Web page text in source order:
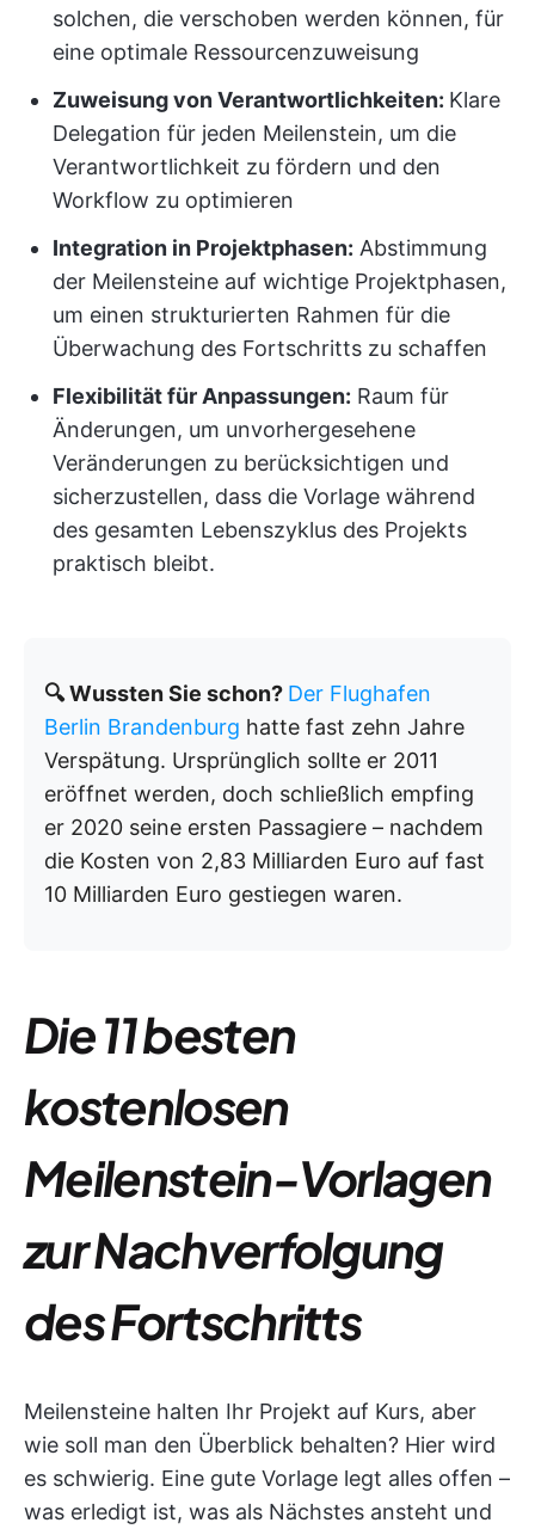
solchen, die verschoben werden können, für
eine optimale Ressourcenzuweisung
Zuweisung von Verantwortlichkeiten: Klare
Delegation für jeden Meilenstein, um die
Verantwortlichkeit zu fördern und den
Workflow zu optimieren
Integration in Projektphasen: Abstimmung
der Meilensteine auf wichtige Projektphasen,
um einen strukturierten Rahmen für die
Überwachung des Fortschritts zu schaffen
Flexibilität für Anpassungen: Raum für
Änderungen, um unvorhergesehene
Veränderungen zu berücksichtigen und
sicherzustellen, dass die Vorlage während
des gesamten Lebenszyklus des Projekts
praktisch bleibt.
🔍 Wussten Sie schon? Der Flughafen
Berlin Brandenburg hatte fast zehn Jahre
Verspätung. Ursprünglich sollte er 2011
eröffnet werden, doch schließlich empfing
er 2020 seine ersten Passagiere – nachdem
die Kosten von 2,83 Milliarden Euro auf fast
10 Milliarden Euro gestiegen waren.
Die 11 besten
kostenlosen
Meilenstein-Vorlagen
zur Nachverfolgung
des Fortschritts
Meilensteine halten Ihr Projekt auf Kurs, aber
wie soll man den Überblick behalten? Hier wird
es schwierig. Eine gute Vorlage legt alles offen –
was erledigt ist, was als Nächstes ansteht und